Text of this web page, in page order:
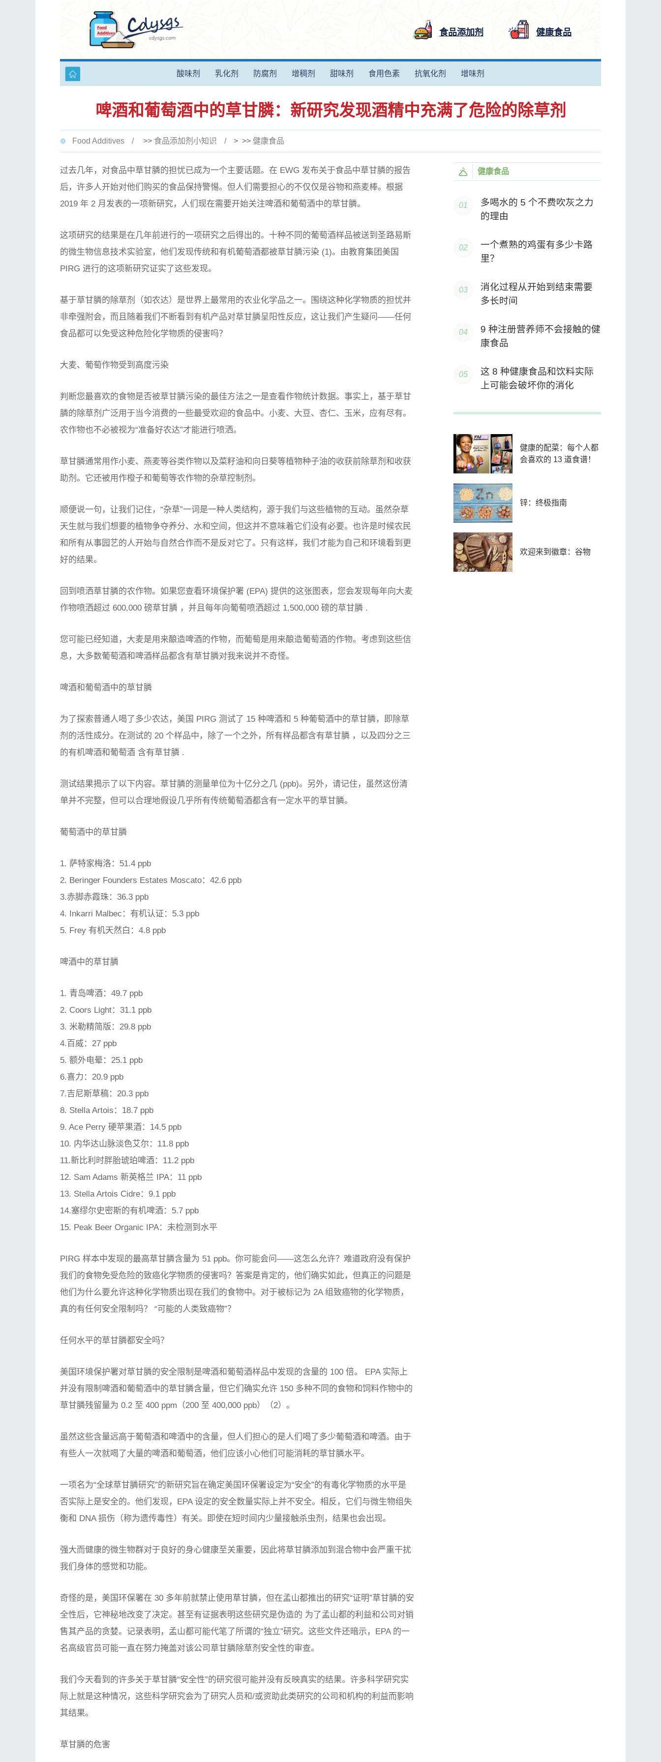
食品添加剂 健康食品
酸味剂 乳化剂 防腐剂 增稠剂 甜味剂 食用色素 抗氧化剂 增味剂
啤酒和葡萄酒中的草甘膦：新研究发现酒精中充满了危险的除草剂
Food Additives >> 食品添加剂小知识 > >> 健康食品
过去几年，对食品中草甘膦的担忧已成为一个主要话题。在 EWG 发布关于食品中草甘膦的报告
后，许多人开始对他们购买的食品保持警惕。但人们需要担心的不仅仅是谷物和燕麦棒。根据
2019 年 2 月发表的一项新研究，人们现在需要开始关注啤酒和葡萄酒中的草甘膦。
这项研究的结果是在几年前进行的一项研究之后得出的。十种不同的葡萄酒样品被送到圣路易斯
的微生物信息技术实验室，他们发现传统和有机葡萄酒都被草甘膦污染 (1)。由教育集团美国
PIRG 进行的这项新研究证实了这些发现。
基于草甘膦的除草剂（如农达）是世界上最常用的农业化学品之一。围绕这种化学物质的担忧并
非牵强附会，而且随着我们不断看到有机产品对草甘膦呈阳性反应，这让我们产生疑问——任何
食品都可以免受这种危险化学物质的侵害吗？
大麦、葡萄作物受到高度污染
判断您最喜欢的食物是否被草甘膦污染的最佳方法之一是查看作物统计数据。事实上，基于草甘
膦的除草剂广泛用于当今消费的一些最受欢迎的食品中。小麦、大豆、杏仁、玉米，应有尽有。
农作物也不必被视为“准备好农达”才能进行喷洒。
草甘膦通常用作小麦、燕麦等谷类作物以及菜籽油和向日葵等植物种子油的收获前除草剂和收获
助剂。它还被用作橙子和葡萄等农作物的杂草控制剂。
顺便说一句，让我们记住，“杂草”一词是一种人类结构，源于我们与这些植物的互动。虽然杂草
天生就与我们想要的植物争夺养分、水和空间，但这并不意味着它们没有必要。也许是时候农民
和所有从事园艺的人开始与自然合作而不是反对它了。只有这样，我们才能为自己和环境看到更
好的结果。
回到喷洒草甘膦的农作物。如果您查看环境保护署 (EPA) 提供的这张图表，您会发现每年向大麦
作物喷洒超过 600,000 磅草甘膦 ，并且每年向葡萄喷洒超过 1,500,000 磅的草甘膦 .
您可能已经知道，大麦是用来酿造啤酒的作物，而葡萄是用来酿造葡萄酒的作物。考虑到这些信
息，大多数葡萄酒和啤酒样品都含有草甘膦对我来说并不奇怪。
啤酒和葡萄酒中的草甘膦
为了探索普通人喝了多少农达，美国 PIRG 测试了 15 种啤酒和 5 种葡萄酒中的草甘膦，即除草
剂的活性成分。在测试的 20 个样品中，
除了一个之外，所有样品都含有草甘膦 ，以及四分之三
的有机啤酒和葡萄酒 含有草甘膦 .
测试结果揭示了以下内容。草甘膦的测量单位为十亿分之几 (ppb)。另外，请记住，虽然这份清
单并不完整，但可以合理地假设几乎所有传统葡萄酒都含有一定水平的草甘膦。
葡萄酒中的草甘膦
1. 萨特家梅洛：51.4 ppb
2. Beringer Founders Estates Moscato：42.6 ppb
3.赤脚赤霞珠：36.3 ppb
4. Inkarri Malbec：有机认证：5.3 ppb
5. Frey 有机天然白：4.8 ppb
啤酒中的草甘膦
1. 青岛啤酒：49.7 ppb
2. Coors Light：31.1 ppb
3. 米勒精简版：29.8 ppb
4.百威：27 ppb
5. 额外电晕：25.1 ppb
6.喜力：20.9 ppb
7.吉尼斯草稿：20.3 ppb
8. Stella Artois：18.7 ppb
9. Ace Perry 硬苹果酒：14.5 ppb
10. 内华达山脉淡色艾尔：11.8 ppb
11.新比利时胖胎琥珀啤酒：11.2 ppb
12. Sam Adams 新英格兰 IPA：11 ppb
13. Stella Artois Cidre：9.1 ppb
14.塞缪尔史密斯的有机啤酒：5.7 ppb
15. Peak Beer Organic IPA：未检测到水平
PIRG 样本中发现的最高草甘膦含量为 51 ppb。你可能会问——这怎么允许？难道政府没有保护
我们的食物免受危险的致癌化学物质的侵害吗？答案是肯定的，他们确实如此，但真正的问题是
他们为什么要允许这种化学物质出现在我们的食物中。对于被标记为 2A 组致癌物的化学物质，
真的有任何安全限制吗？ “可能的人类致癌物”？
任何水平的草甘膦都安全吗？
美国环境保护署对草甘膦的安全限制是啤酒和葡萄酒样品中发现的含量的 100 倍。 EPA 实际上
并没有限制啤酒和葡萄酒中的草甘膦含量，但它们确实允许 150 多种不同的食物和饲料作物中的
草甘膦残留量为 0.2 至 400 ppm（200 至 400,000 ppb）（2）。
虽然这些含量远高于葡萄酒和啤酒中的含量，但人们担心的是人们喝了多少葡萄酒和啤酒。由于
有些人一次就喝了大量的啤酒和葡萄酒，他们应该小心他们可能消耗的草甘膦水平。
一项名为“全球草甘膦研究”的新研究旨在确定美国环保署设定为“安全”的有毒化学物质的水平是
否实际上是安全的。他们发现，EPA 设定的安全数量实际上并不安全。相反，它们与微生物组失
衡和 DNA 损伤（称为遗传毒性）有关。即使在短时间内少量接触杀虫剂，结果也会出现。
强大而健康的微生物群对于良好的身心健康至关重要，因此将草甘膦添加到混合物中会严重干扰
我们身体的感觉和功能。
奇怪的是，美国环保署在 30 多年前就禁止使用草甘膦，但在孟山都推出的研究“证明”草甘膦的安
全性后，它神秘地改变了决定。甚至有证据表明这些研究是伪造的 为了孟山都的利益和公司对销
售其产品的贪婪。记录表明，孟山都可能代笔了所谓的“独立”研究。这些文件还暗示，EPA 的一
名高级官员可能一直在努力掩盖对该公司草甘膦除草剂安全性的审查。
我们今天看到的许多关于草甘膦“安全性”的研究很可能并没有反映真实的结果。许多科学研究实
际上就是这种情况，这些科学研究会为了研究人员和/或资助此类研究的公司和机构的利益而影响
其结果。
草甘膦的危害
健康食品
多喝水的 5 个不费吹灰之力
的理由
一个煮熟的鸡蛋有多少卡路
里？
消化过程从开始到结束需要
多长时间
9 种注册营养师不会接触的健
康食品
这 8 种健康食品和饮料实际
上可能会破坏你的消化
健康的配菜：每个人都
会喜欢的 13 道食谱！
锌：终极指南
欢迎来到徽章：谷物